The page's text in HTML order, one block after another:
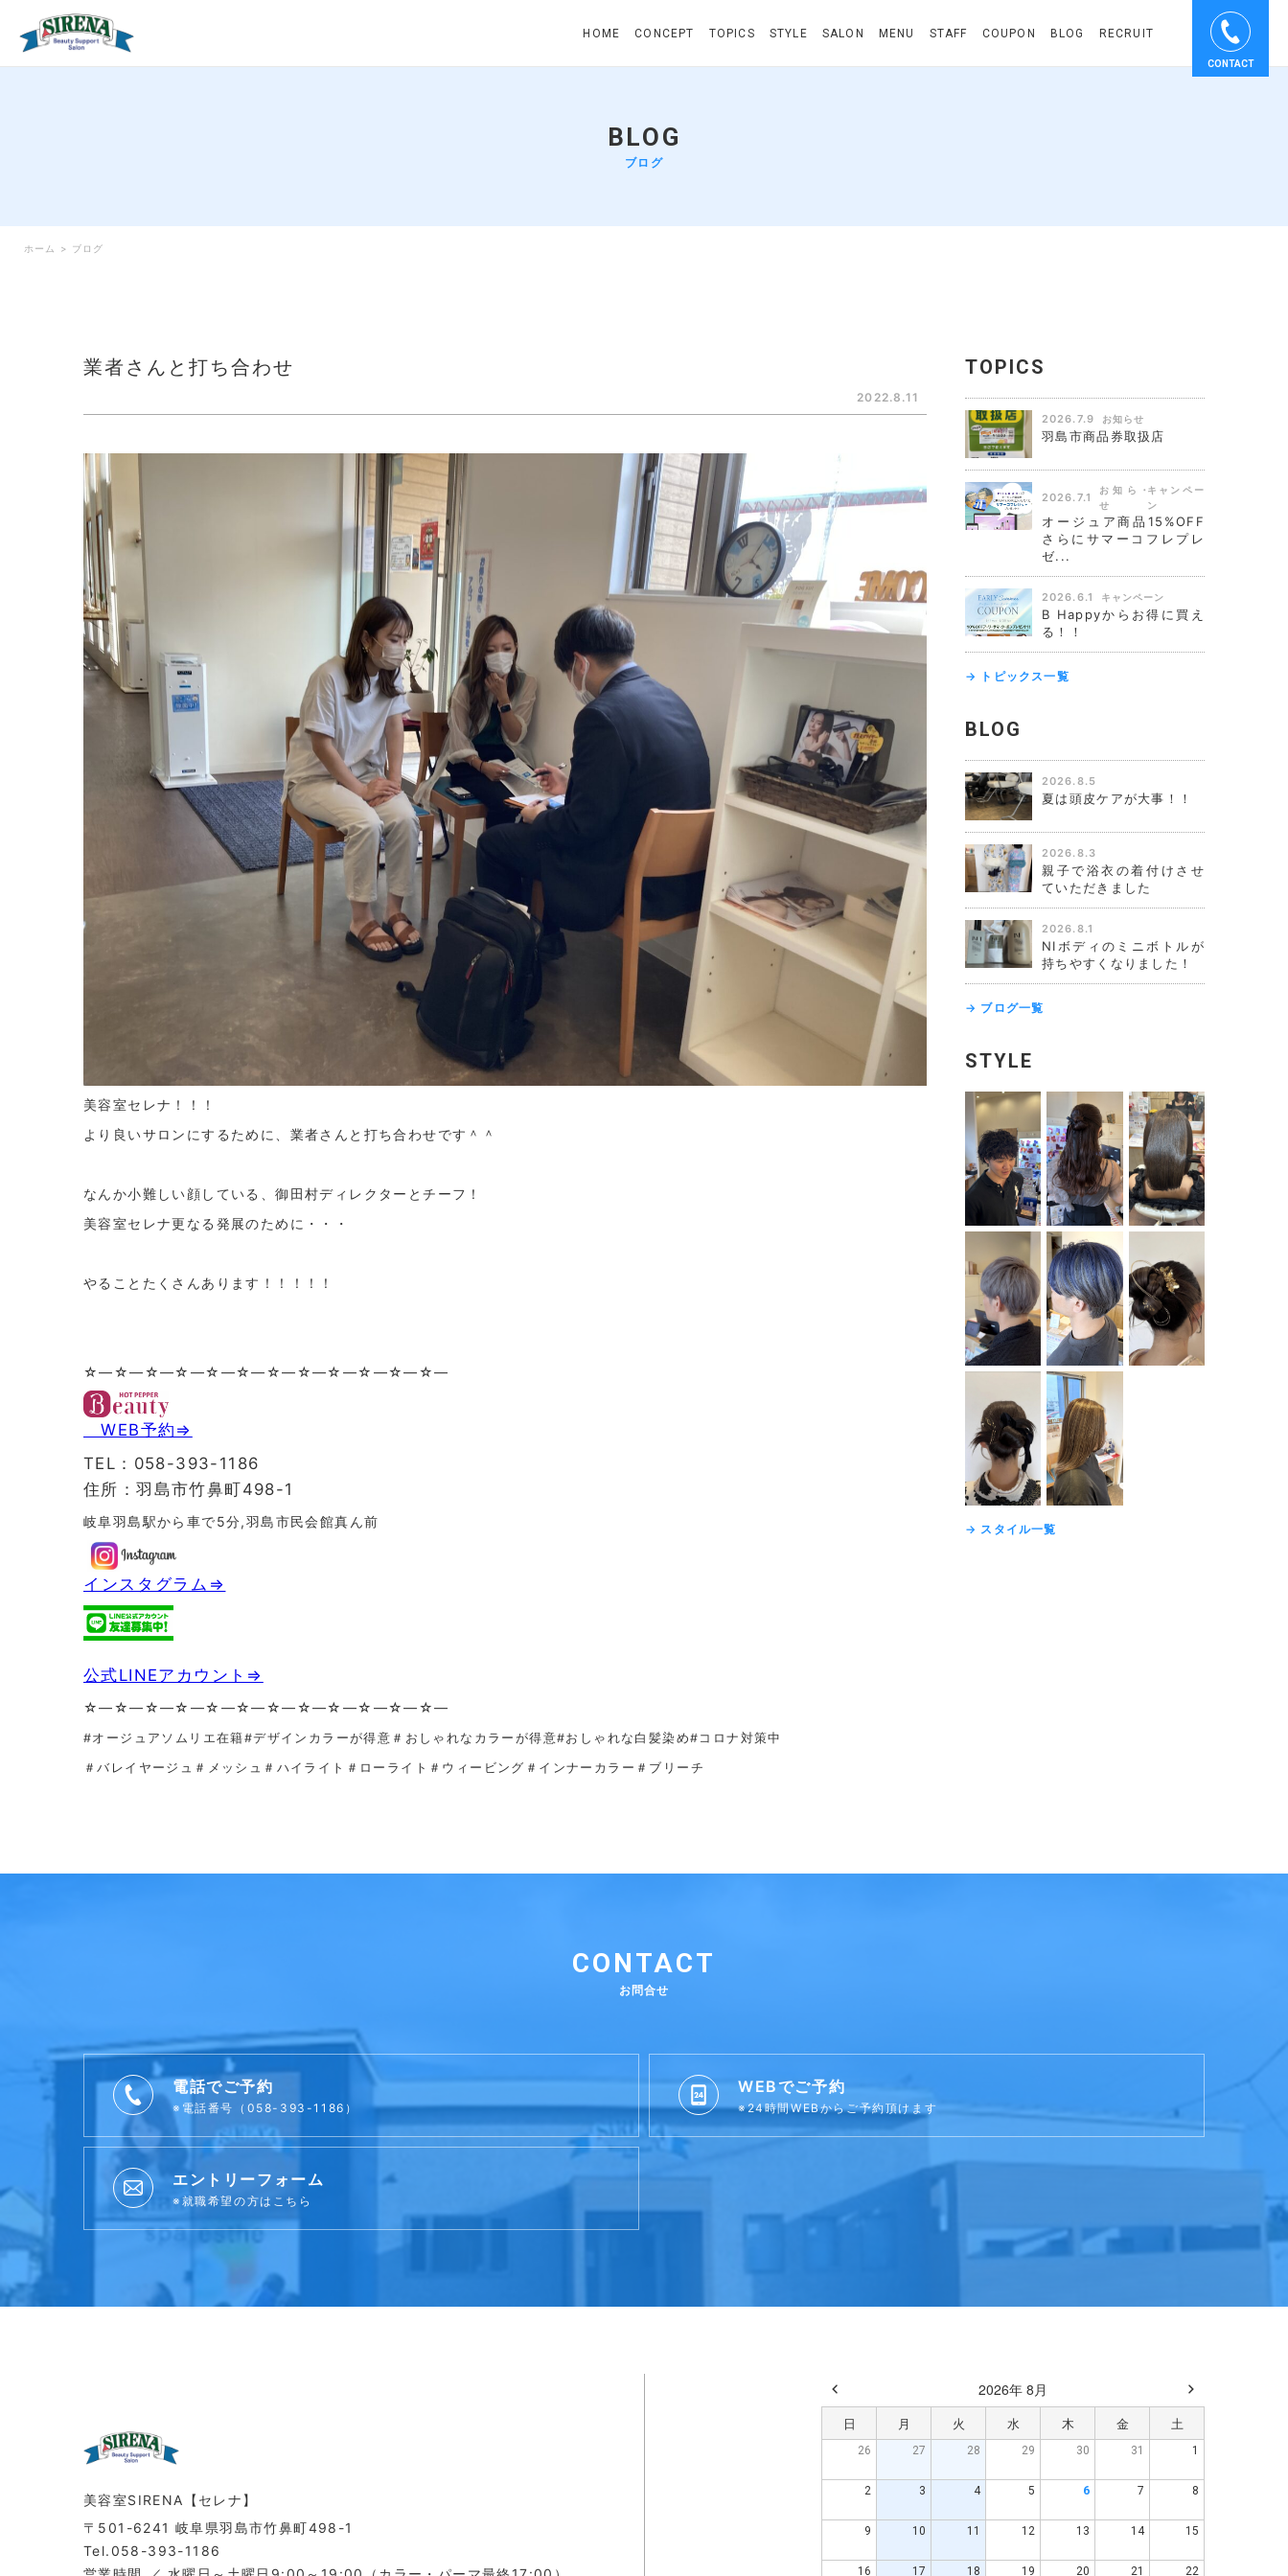
HOME CONCEPT TOPICS STYLE SALON MENU STAFF COUPON BLOG RECRUIT
CONTACT
BLOG
ブログ
ホーム > ブログ
業者さんと打ち合わせ
2022.8.11
美容室セレナ！！！
より良いサロンにするために、業者さんと打ち合わせです＾＾
なんか小難しい顔している、御田村ディレクターとチーフ！
美容室セレナ更なる発展のために・・・
やることたくさんあります！！！！！
☆—☆—☆—☆—☆—☆—☆—☆—☆—☆—☆—☆—
WEB予約⇒
TEL：058-393-1186
住所：羽島市竹鼻町498-1
岐阜羽島駅から車で5分,羽島市民会館真ん前
インスタグラム⇒
公式LINEアカウント⇒
☆—☆—☆—☆—☆—☆—☆—☆—☆—☆—☆—☆—
#オージュアソムリエ在籍#デザインカラーが得意＃おしゃれなカラーが得意#おしゃれな白髪染め#コロナ対策中
＃バレイヤージュ＃メッシュ＃ハイライト＃ローライト＃ウィービング＃インナーカラー＃ブリーチ
TOPICS
2026.7.9 お知らせ
羽島市商品券取扱店
2026.7.1
お知ら
せ
キャンペー
ン
オージュア商品15%OFF
さらにサマーコフレプレ
ゼ...
2026.6.1 キャンペーン
B Happyからお得に買え
る！！
→ トピックス一覧
BLOG
2026.8.5
夏は頭皮ケアが大事！！
2026.8.3
親子で浴衣の着付けさせ
ていただきました
2026.8.1
NIボディのミニボトルが
持ちやすくなりました！
→ ブログ一覧
STYLE
→ スタイル一覧
CONTACT
お問合せ
電話でご予約
※電話番号（058-393-1186）
WEBでご予約
※24時間WEBからご予約頂けます
エントリーフォーム
※就職希望の方はこちら
美容室SIRENA【セレナ】
〒501-6241 岐阜県羽島市竹鼻町498-1
Tel.058-393-1186
2026年 8月
日 月 火 水 木 金 土
26 27 28 29 30 31 1
2 3 4 5 6 7 8
9 10 11 12 13 14 15
16 17 18 19 20 21 22